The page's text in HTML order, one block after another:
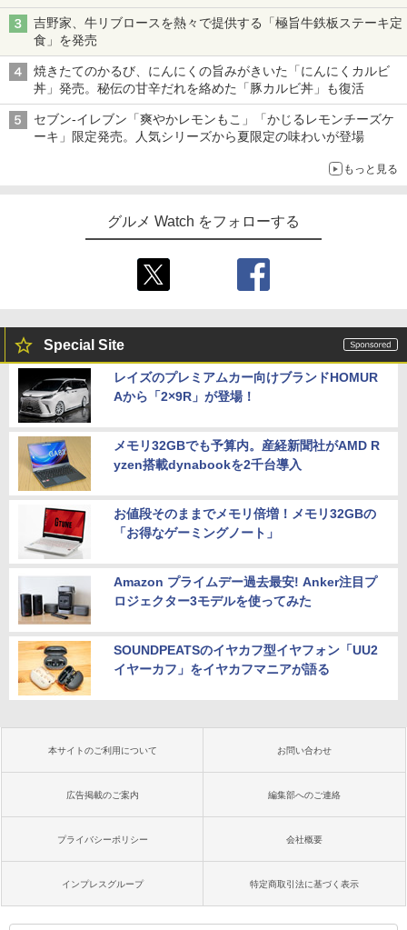
吉野家、牛リブロースを熱々で提供する「極旨牛鉄板ステーキ定
食」を発売
焼きたてのかるび、にんにくの旨みがきいた「にんにくカルビ
丼」発売。秘伝の甘辛だれを絡めた「豚カルビ丼」も復活
セブン-イレブン「爽やかレモンもこ」「かじるレモンチーズケ
ーキ」限定発売。人気シリーズから夏限定の味わいが登場
もっと見る
グルメ Watch をフォローする
Special Site
レイズのプレミアムカー向けブランドHOMUR
Aから「2×9R」が登場！
メモリ32GBでも予算内。産経新聞社がAMD R
yzen搭載dynabookを2千台導入
お値段そのままでメモリ倍増！メモリ32GBの
「お得なゲーミングノート」
Amazon プライムデー過去最安! Anker注目プ
ロジェクター3モデルを使ってみた
SOUNDPEATSのイヤカフ型イヤフォン「UU2
イヤーカフ」をイヤカフマニアが語る
本サイトのご利用について お問い合わせ
広告掲載のご案内 編集部へのご連絡
プライバシーポリシー 会社概要
インプレスグループ 特定商取引法に基づく表示